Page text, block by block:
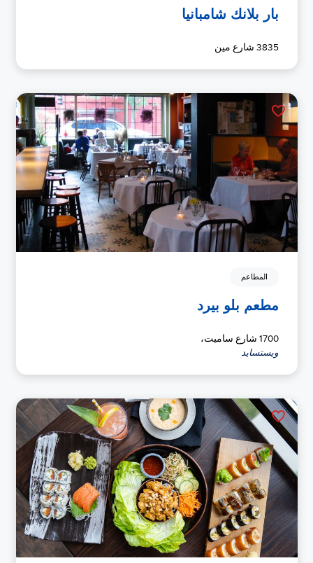
بار بلانك شامبانيا
3835 شارع مين
المطاعم
مطعم بلو بيرد
1700 شارع ساميت،
ويستسايد